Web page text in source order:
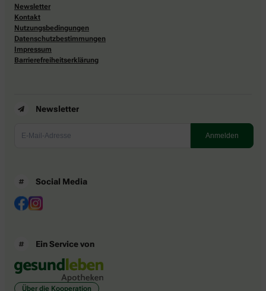
Newsletter
Kontakt
Nutzungsbedingungen
Datenschutzbestimmungen
Impressum
Barrierefreiheitserklärung
Newsletter
Social Media
Ein Service von
Über die Kooperation